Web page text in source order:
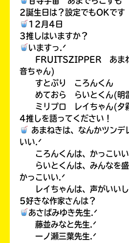
2誕生日は？設定でもOKです
12月4日
3推しはいますか？
いますっ.ᐟ
FRUITSZIPPER あまね
音ちゃん)
すとぷり ころんくん
めておら らいとくん(明
ミリプロ レイちゃん(夕
4推しを語ってください！
あまねきは、なんかツンデ
いい.ᐟ
ころんくんは、かっこいい
らいとくんは、みんなを盛
かっこいい.ᐟ
レイちゃんは、声がいいし
5好きな作家さんは？
あさばみゆき先生.ᐟ
藤並みなと先生.ᐟ
一ノ瀬三葉先生.ᐟ